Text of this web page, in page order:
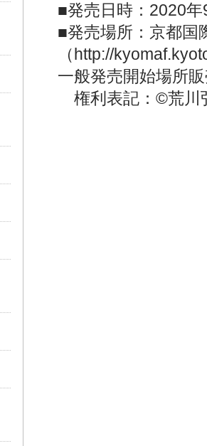
■発売日時：2020
■発売場所：京都
（http://
一般発売開始場所
権利表記：©荒川